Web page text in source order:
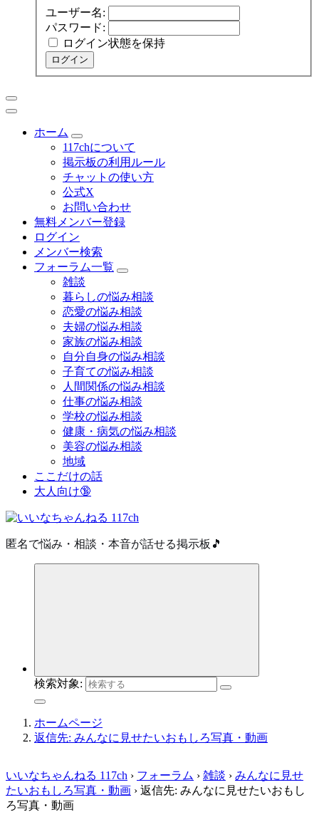
ユーザー名:
パスワード:
ログイン状態を保持
ログイン
ホーム
117chについて
掲示板の利用ルール
チャットの使い方
公式X
お問い合わせ
無料メンバー登録
ログイン
メンバー検索
フォーラム一覧
雑談
暮らしの悩み相談
恋愛の悩み相談
夫婦の悩み相談
家族の悩み相談
自分自身の悩み相談
子育ての悩み相談
人間関係の悩み相談
仕事の悩み相談
学校の悩み相談
健康・病気の悩み相談
美容の悩み相談
地域
ここだけの話
大人向け🔞
匿名で悩み・相談・本音が話せる掲示板🎵
検索対象:
ホームページ
返信先: みんなに見せたいおもしろ写真・動画
いいなちゃんねる 117ch › フォーラム › 雑談 › みんなに見せ
たいおもしろ写真・動画 › 返信先: みんなに見せたいおもし
ろ写真・動画